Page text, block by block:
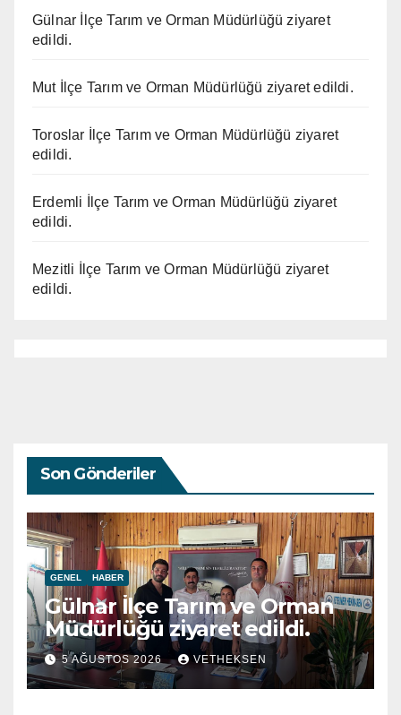
Gülnar İlçe Tarım ve Orman Müdürlüğü ziyaret
edildi.
Mut İlçe Tarım ve Orman Müdürlüğü ziyaret edildi.
Toroslar İlçe Tarım ve Orman Müdürlüğü ziyaret
edildi.
Erdemli İlçe Tarım ve Orman Müdürlüğü ziyaret
edildi.
Mezitli İlçe Tarım ve Orman Müdürlüğü ziyaret
edildi.
Son Gönderiler
GENEL HABER
Gülnar İlçe Tarım ve Orman
Müdürlüğü ziyaret edildi.
5 AĞUSTOS 2026 VETHEKSEN